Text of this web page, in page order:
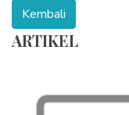
ARTIKEL